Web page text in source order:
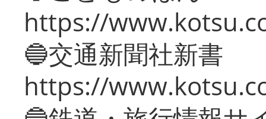
https://
🔵交通新聞社新書
https://